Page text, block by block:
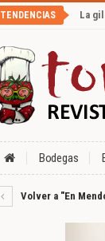
TENDENCIAS La
Bodegas
Volver a "En